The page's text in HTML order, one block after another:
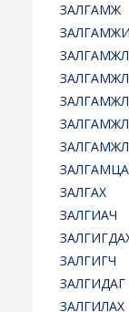
ЗАЛГАМЖ
ЗАЛГАХ
ЗАЛГИАЧ
ЗАЛГИГЧ
ЗАЛГИДАГ
ЗАЛГИЛАХ